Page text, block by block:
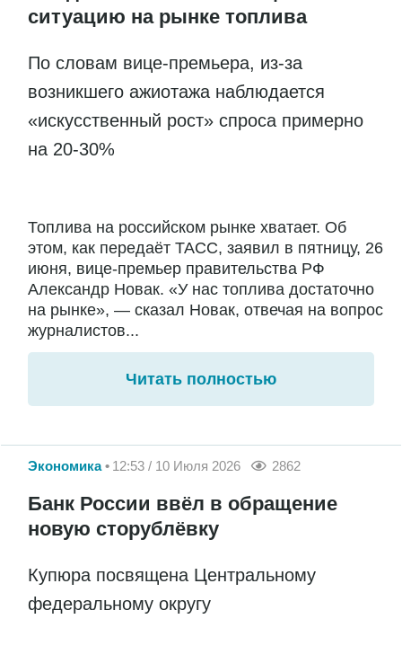
ситуацию на рынке топлива
По словам вице-премьера, из-за
возникшего ажиотажа наблюдается
«искусственный рост» спроса примерно
на 20-30%
Топлива на российском рынке хватает. Об
этом, как передаёт ТАСС, заявил в пятницу, 26
июня, вице-премьер правительства РФ
Александр Новак. «У нас топлива достаточно
на рынке», — сказал Новак, отвечая на вопрос
журналистов...
Читать полностью
Экономика 12:53 / 10 Июля 2026 2862
Банк России ввёл в обращение
новую сторублёвку
Купюра посвящена Центральному
федеральному округу